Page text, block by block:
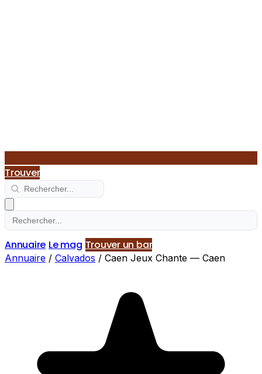
Trouver
Annuaire Le mag Trouver un bar
Annuaire / Calvados / Caen Jeux Chante — Caen